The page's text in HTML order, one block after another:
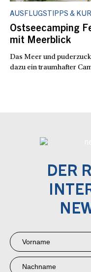
AUSFLUGSTIPPS &
Ostseecamping
mit Meerblick
Das Meer und
dazu ein traumhafter
DER
Newsletter
Anmeldung
RMI